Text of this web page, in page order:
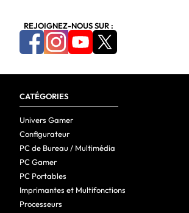
REJOIGNEZ-NOUS SUR :
CATÉGORIES
Univers Gamer
Configurateur
PC de Bureau / Multimédia
PC Gamer
PC Portables
Imprimantes et Multifonctions
Processeurs